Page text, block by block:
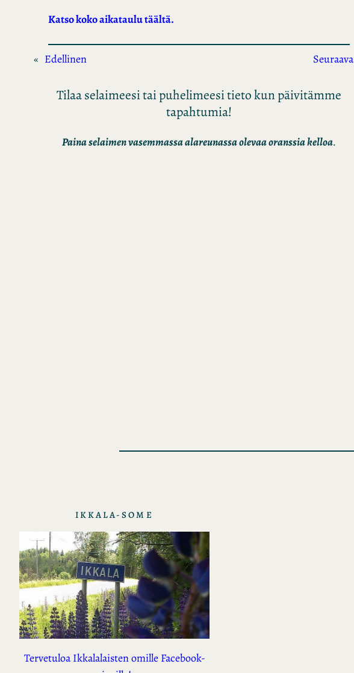
Katso koko aikataulu täältä.
« Edellinen Seuraava
Tilaa selaimeesi tai puhelimeesi tieto kun päivitämme
tapahtumia!
Paina selaimen vasemmassa alareunassa olevaa oranssia kelloa.
IKKALA-SOME
Tervetuloa Ikkalalaisten omille Facebook-